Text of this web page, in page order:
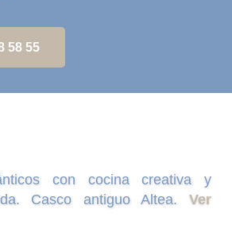
58 55
con cocina creativa y
Casco antiguo Altea. Ver